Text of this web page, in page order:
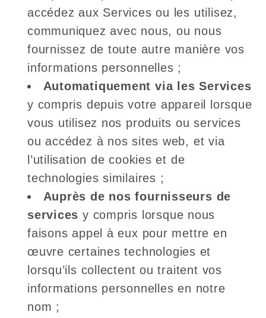
accédez aux Services ou les utilisez,
communiquez avec nous, ou nous
fournissez de toute autre manière vos
informations personnelles ;
Automatiquement via les Services
y compris depuis votre appareil lorsque
vous utilisez nos produits ou services
ou accédez à nos sites web, et via
l’utilisation de cookies et de
technologies similaires ;
Auprès de nos fournisseurs de
services y compris lorsque nous
faisons appel à eux pour mettre en
œuvre certaines technologies et
lorsqu’ils collectent ou traitent vos
informations personnelles en notre
nom ;